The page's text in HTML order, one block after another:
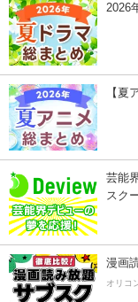
2026
【夏
芸能
スク
漫画
オリコ